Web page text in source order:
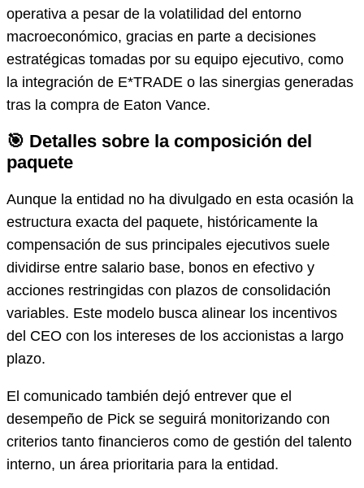
operativa a pesar de la volatilidad del entorno
macroeconómico, gracias en parte a decisiones
estratégicas tomadas por su equipo ejecutivo, como
la integración de E*TRADE o las sinergias generadas
tras la compra de Eaton Vance.
🎯 Detalles sobre la composición del
paquete
Aunque la entidad no ha divulgado en esta ocasión la
estructura exacta del paquete, históricamente la
compensación de sus principales ejecutivos suele
dividirse entre salario base, bonos en efectivo y
acciones restringidas con plazos de consolidación
variables. Este modelo busca alinear los incentivos
del CEO con los intereses de los accionistas a largo
plazo.
El comunicado también dejó entrever que el
desempeño de Pick se seguirá monitorizando con
criterios tanto financieros como de gestión del talento
interno, un área prioritaria para la entidad.